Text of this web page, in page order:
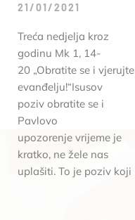
21/01/2021
Treća nedjelja kroz
godinu Mk 1, 14-
20 „Obratite se i vjerujte
evanđelju!“Isusov
poziv obratite se i
Pavlovo
upozorenje vrijeme je
kratko, ne žele nas
uplašiti. To je poziv koji